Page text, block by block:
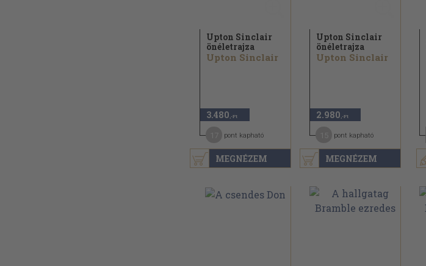
MEGNÉZEM
Upton Sinclair
önéletrajza
Upton Sinclair
3.480 ,-Ft
pont kapható
MEGNÉZEM
Upton Sinclair
önéletrajza
Upton Sinclair
2.980 ,-Ft
pont kapható